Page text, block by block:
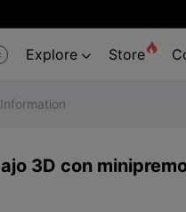
Explore  Store
Information
3D con